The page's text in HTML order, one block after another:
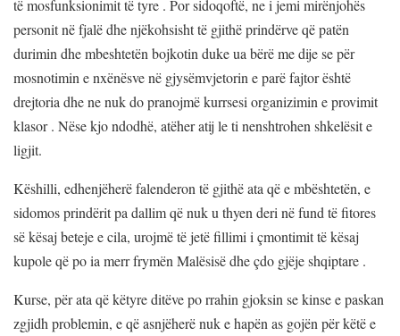
të mosfunksionimit të tyre . Por sidoqoftë, ne i jemi mirënjohës
personit në fjalë dhe njëkohsisht të gjithë prindërve që patën
durimin dhe mbeshtetën bojkotin duke ua bërë me dije se për
mosnotimin e nxënësve në gjysëmvjetorin e parë fajtor është
drejtoria dhe ne nuk do pranojmë kurrsesi organizimin e provimit
klasor . Nëse kjo ndodhë, atëher atij le ti nenshtrohen shkelësit e
ligjit.
Këshilli, edhenjëherë falenderon të gjithë ata që e mbështetën, e
sidomos prindërit pa dallim që nuk u thyen deri në fund të fitores
së kësaj beteje e cila, urojmë të jetë fillimi i çmontimit të kësaj
kupole që po ia merr frymën Malësisë dhe çdo gjëje shqiptare .
Kurse, për ata që këtyre ditëve po rrahin gjoksin se kinse e paskan
zgjidh problemin, e që asnjëherë nuk e hapën as gojën për këtë e